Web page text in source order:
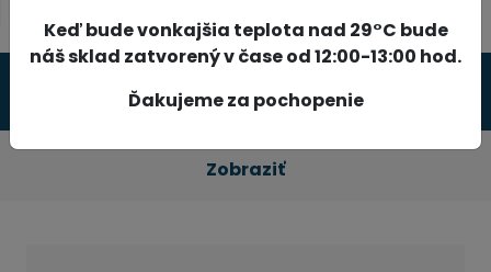
Produkty
Zobraziť
Keď bude vonkajšia teplota nad 29°C bude
náš sklad zatvorený v čase od 12:00-13:00 hod.
Ďakujeme za pochopenie